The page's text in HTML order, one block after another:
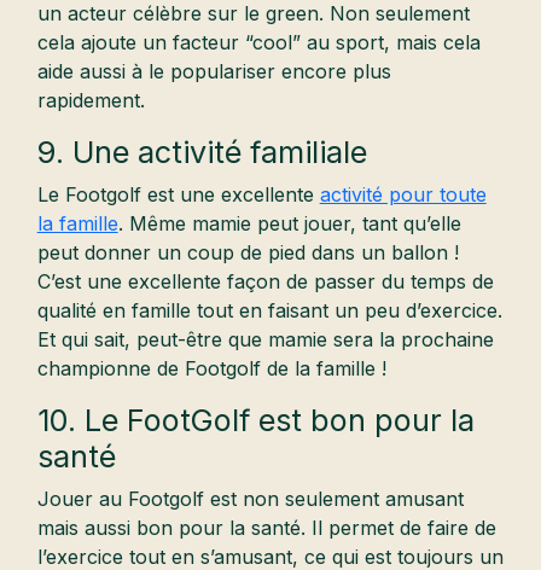
un acteur célèbre sur le green. Non seulement
cela ajoute un facteur “cool” au sport, mais cela
aide aussi à le populariser encore plus
rapidement.
9. Une activité familiale
Le Footgolf est une excellente activité pour toute
la famille. Même mamie peut jouer, tant qu’elle
peut donner un coup de pied dans un ballon !
C’est une excellente façon de passer du temps de
qualité en famille tout en faisant un peu d’exercice.
Et qui sait, peut-être que mamie sera la prochaine
championne de Footgolf de la famille !
10. Le FootGolf est bon pour la
santé
Jouer au Footgolf est non seulement amusant
mais aussi bon pour la santé. Il permet de faire de
l’exercice tout en s’amusant, ce qui est toujours un